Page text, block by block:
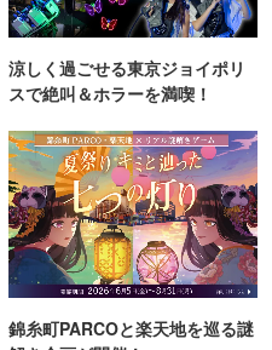
涼しく過ごせる東京ジョイポリ
スで絶叫＆ホラーを満喫！
錦糸町PARCOと楽天地を巡る謎